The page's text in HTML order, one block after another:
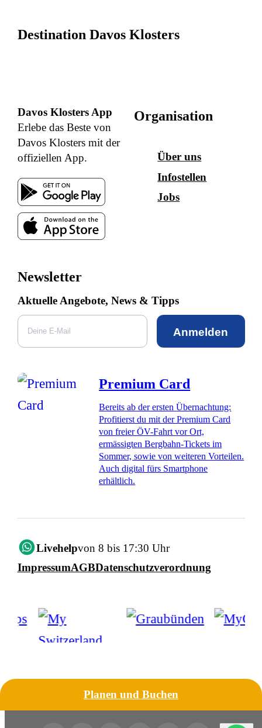
Destination Davos Klosters
Davos Klosters App
Erlebe das Beste von
Davos Klosters mit der
offiziellen App.
Organisation
Über uns
Infostellen
Jobs
Newsletter
Aktuelle Angebote, News & Tipps
Anmelden
Premium Card
Bereits ab der ersten Übernachtung:
Profitierst du mit der Premium Card
von freier ÖV-Fahrt vor Ort,
ermässigten Bergbahn-Tickets im
Sommer, sowie von weiteren Vorteilen.
Auch digital fürs Smartphone
erhältlich.
Livehelpvon 8 bis 17:30 Uhr
ImpressumAGBDatenschutzverordnung
Planen und Buchen